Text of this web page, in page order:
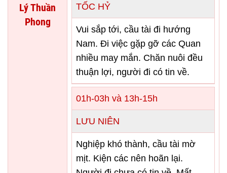
Lý Thuần
Phong
TỐC HỶ
Vui sắp tới, cầu tài đi hướng
Nam. Đi việc gặp gỡ các Quan
nhiều may mắn. Chăn nuôi đều
thuận lợi, người đi có tin về.
01h-03h và 13h-15h
LƯU NIÊN
Nghiệp khó thành, cầu tài mờ
mịt. Kiện các nên hoãn lại.